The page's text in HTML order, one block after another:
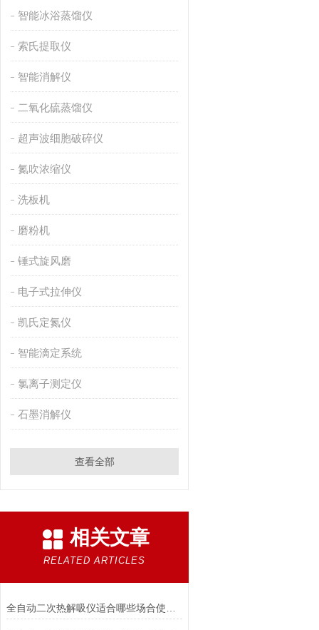
智能冰浴蒸馏仪
索氏提取仪
智能消解仪
二氧化硫蒸馏仪
超声波细胞破碎仪
氮吹浓缩仪
洗板机
磨粉机
锤式旋风磨
电子式拉伸仪
凯氏定氮仪
智能滴定系统
氯离子测定仪
石墨消解仪
查看全部
相关文章
RELATED ARTICLES